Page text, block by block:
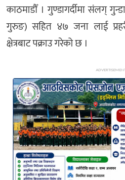
काठमाडौँ । गुण्डागर्दीमा संलग्
गुरुङ) सहित ४७ जना लाई
क्षेत्रबाट पक्राउ गरेको छ ।